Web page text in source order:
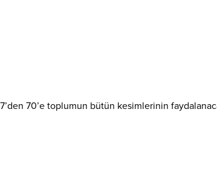
70’e toplumun bütün kesimlerinin